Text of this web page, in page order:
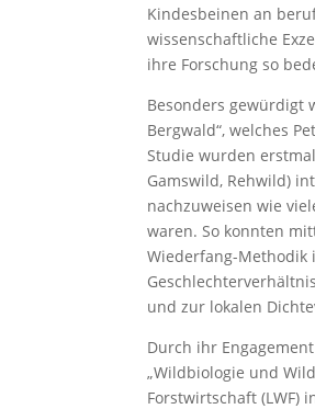
Kindesbeinen an
wissenschaftliche
ihre Forschung so
Besonders gewürdigt
Bergwald“, welches
Studie wurden
Gamswild, Rehwild)
nachzuweisen wie
waren. So konnten
Wiederfang-Methodik
und zur lokalen
Durch ihr
„Wildbiologie und
Forstwirtschaft (LWF)